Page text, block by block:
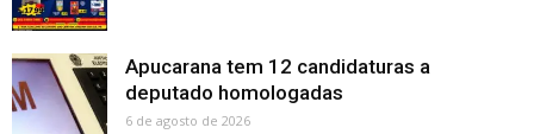
Apucarana tem 12 candidaturas a
deputado homologadas
6 de agosto de 2026